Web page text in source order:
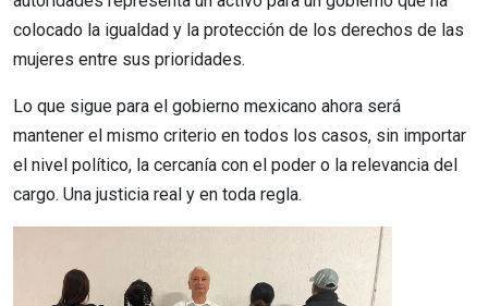
colocado la igualdad y la protección de los derechos de las
mujeres entre sus prioridades.
Lo que sigue para el gobierno mexicano ahora será
mantener el mismo criterio en todos los casos, sin importar
el nivel político, la cercanía con el poder o la relevancia del
cargo. Una justicia real y en toda regla.